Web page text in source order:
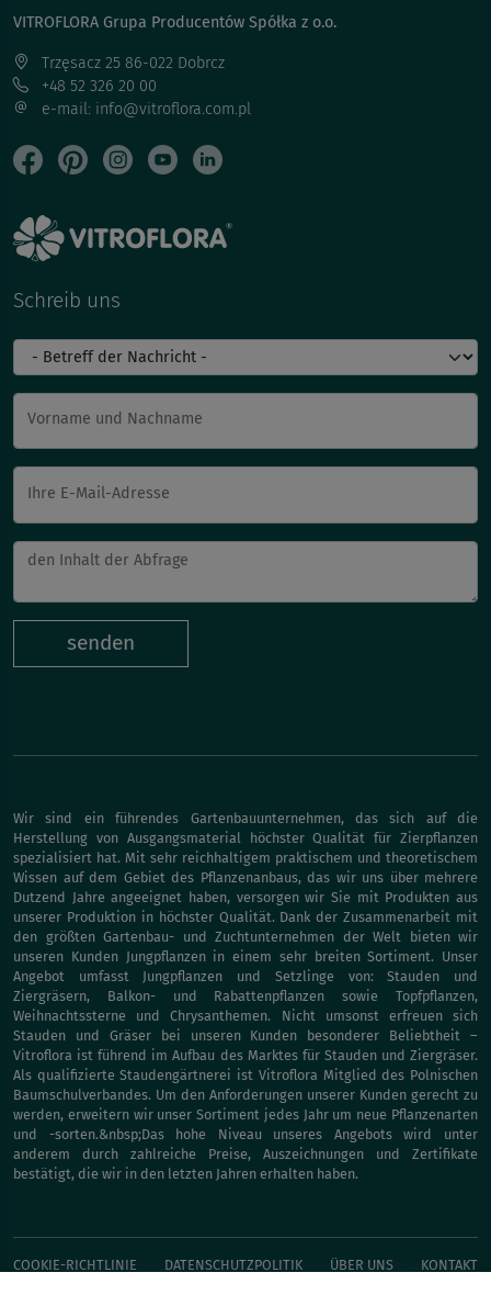
VITROFLORA Grupa Producentów Spółka z o.o.
Trzęsacz 25 86-022 Dobrcz
+48 52 326 20 00
e-mail: info@vitroflora.com.pl
Schreib uns
Vorname und Nachname
Ihre E-Mail-Adresse
senden
Wir sind ein führendes Gartenbauunternehmen, das sich auf die
Herstellung von Ausgangsmaterial höchster Qualität für Zierpflanzen
spezialisiert hat. Mit sehr reichhaltigem praktischem und theoretischem
Wissen auf dem Gebiet des Pflanzenanbaus, das wir uns über mehrere
Dutzend Jahre angeeignet haben, versorgen wir Sie mit Produkten aus
unserer Produktion in höchster Qualität. Dank der Zusammenarbeit mit
den größten Gartenbau- und Zuchtunternehmen der Welt bieten wir
unseren Kunden Jungpflanzen in einem sehr breiten Sortiment. Unser
Angebot umfasst Jungpflanzen und Setzlinge von: Stauden und
Ziergräsern, Balkon- und Rabattenpflanzen sowie Topfpflanzen,
Weihnachtssterne und Chrysanthemen. Nicht umsonst erfreuen sich
Stauden und Gräser bei unseren Kunden besonderer Beliebtheit –
Vitroflora ist führend im Aufbau des Marktes für Stauden und Ziergräser.
Als qualifizierte Staudengärtnerei ist Vitroflora Mitglied des Polnischen
Baumschulverbandes. Um den Anforderungen unserer Kunden gerecht zu
werden, erweitern wir unser Sortiment jedes Jahr um neue Pflanzenarten
und -sorten.&nbsp;Das hohe Niveau unseres Angebots wird unter
anderem durch zahlreiche Preise, Auszeichnungen und Zertifikate
bestätigt, die wir in den letzten Jahren erhalten haben.
COOKIE-RICHTLINIE DATENSCHUTZPOLITIK ÜBER UNS
KONTAKT